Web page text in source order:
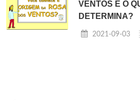
VENTOS E O
DETERMINA?
2021-09-03